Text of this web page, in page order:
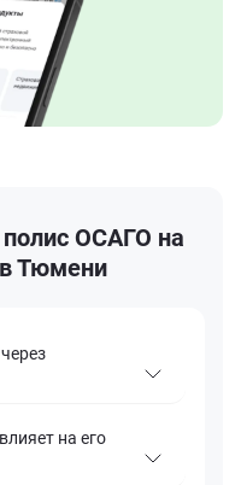
ОСАГО на
Тюмени
на его